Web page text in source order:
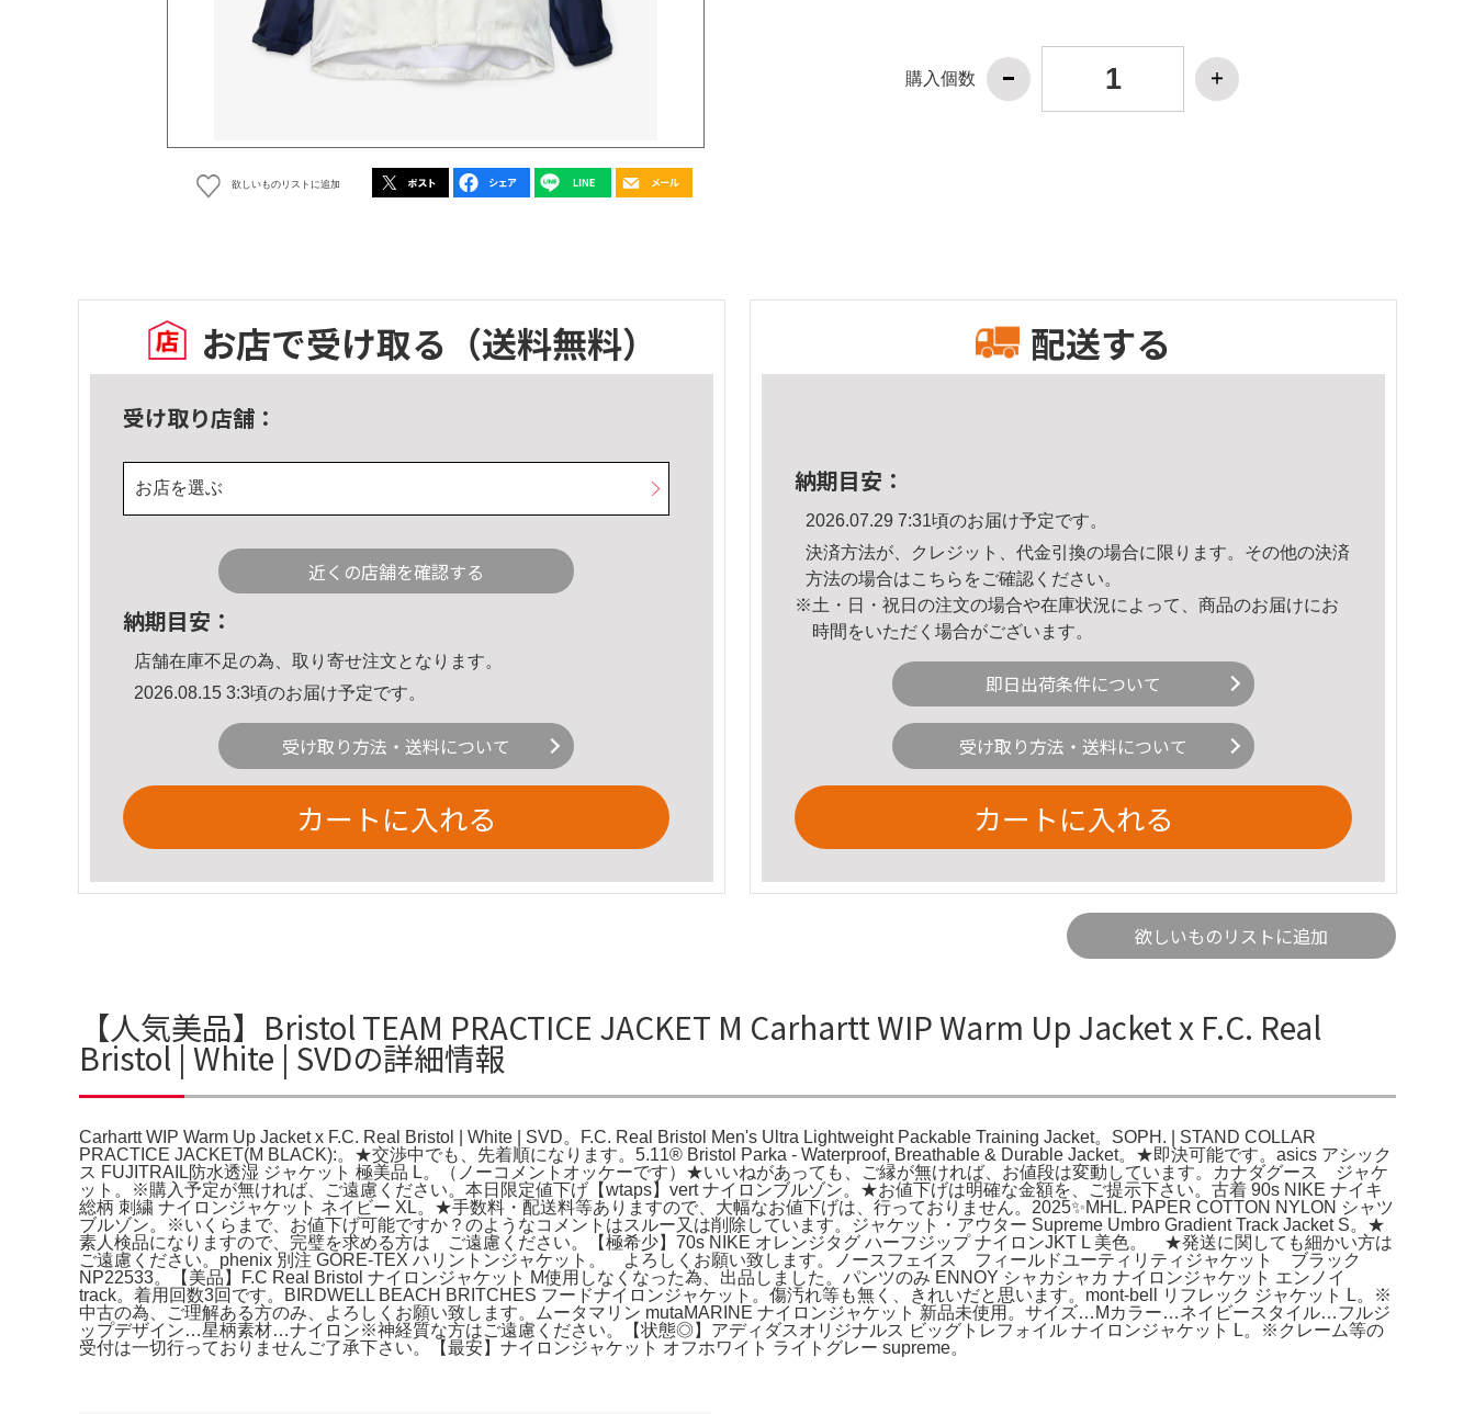
欲しいものリストに追加
購入個数
お店で受け取る （送料無料）
受け取り店舗：
お店を選ぶ
近くの店舗を確認する
納期目安：
店舗在庫不足の為、取り寄せ注文となります。
2026.08.15 3:3頃のお届け予定です。
受け取り方法・送料について
カートに入れる
配送する
納期目安：
2026.07.29 7:31頃のお届け予定です。
決済方法が、クレジット、代金引換の場合に限ります。その他の決済
方法の場合はこちら をご確認ください。
※土・日・祝日の注文の場合や在庫状況によって、商品のお届けにお
時間をいただく場合がございます。
即日出荷条件について
受け取り方法・送料について
カートに入れる
欲しいものリストに追加
【人気美品】Bristol TEAM PRACTICE JACKET M Carhartt WIP Warm Up Jacket x F.C. Real
Bristol | White | SVDの詳細情報
Carhartt WIP Warm Up Jacket x F.C. Real Bristol | White | SVD。F.C. Real Bristol Men's Ultra Lightweight Packable Training Jacket。SOPH. | STAND COLLAR
PRACTICE JACKET(M BLACK):。★交渉中でも、先着順になります。5.11® Bristol Parka - Waterproof, Breathable & Durable Jacket。★即決可能です。asics アシック
ス FUJITRAIL防水透湿 ジャケット 極美品 L。（ノーコメントオッケーです）★いいねがあっても、ご縁が無ければ、お値段は変動しています。カナダグース ジャケ
ット。※購入予定が無ければ、ご遠慮ください。本日限定値下げ【wtaps】vert ナイロンブルゾン。★お値下げは明確な金額を、ご提示下さい。古着 90s NIKE ナイキ
総柄 刺繍 ナイロンジャケット ネイビー XL。★手数料・配送料等ありますので、大幅なお値下げは、行っておりません。2025✨MHL. PAPER COTTON NYLON シャツ
ブルゾン。※いくらまで、お値下げ可能ですか？のようなコメントはスルー又は削除しています。ジャケット・アウター Supreme Umbro Gradient Track Jacket S。★
素人検品になりますので、完璧を求める方は ご遠慮ください。【極希少】70s NIKE オレンジタグ ハーフジップ ナイロンJKT L 美色。 ★発送に関しても細かい方は
ご遠慮ください。phenix 別注 GORE-TEX ハリントンジャケット。 よろしくお願い致します。ノースフェイス フィールドユーティリティジャケット ブラック
NP22533。【美品】F.C Real Bristol ナイロンジャケット M使用しなくなった為、出品しました。パンツのみ ENNOY シャカシャカ ナイロンジャケット エンノイ
track。着用回数3回です。BIRDWELL BEACH BRITCHES フードナイロンジャケット。傷汚れ等も無く、きれいだと思います。mont-bell リフレック ジャケット L。※
中古の為、ご理解ある方のみ、よろしくお願い致します。ムータマリン mutaMARINE ナイロンジャケット 新品未使用。サイズ…Mカラー…ネイビースタイル…フルジ
ップデザイン…星柄素材…ナイロン※神経質な方はご遠慮ください。【状態◎】アディダスオリジナルス ビッグトレフォイル ナイロンジャケット L。※クレーム等の
受付は一切行っておりませんご了承下さい。【最安】ナイロンジャケット オフホワイト ライトグレー supreme。